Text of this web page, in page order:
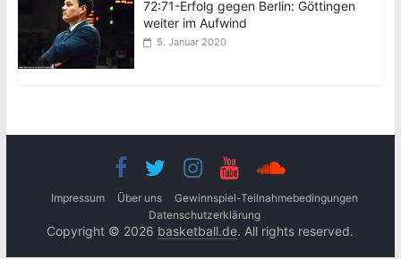
72:71-Erfolg gegen Berlin: Göttingen
weiter im Aufwind
5. Januar 2020
Impressum Über uns
Gewinnspiel-Teilnahmebedingungen
Datenschutzerklärung
Copyright © 2026 basketball.de. All rights reserved.